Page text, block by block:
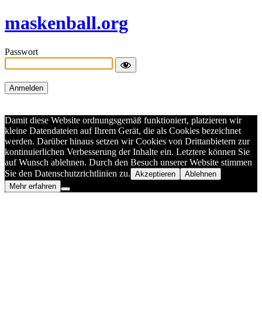
maskenball.org
Passwort
Damit diese Website ordnungsgemäß funktioniert, platzieren wir
kleine Datendateien auf Ihrem Gerät, die als Cookies bezeichnet
werden. Darüber hinaus setzen wir Cookies von Drittanbietern zur
kontinuierlichen Verbesserung der Inhalte ein. Letztere können Sie
auf Wunsch ablehnen. Durch den Besuch unserer Website stimmen
Sie den Datenschutzrichtlinien zu. Akzeptieren
Ablehnen
Mehr erfahren